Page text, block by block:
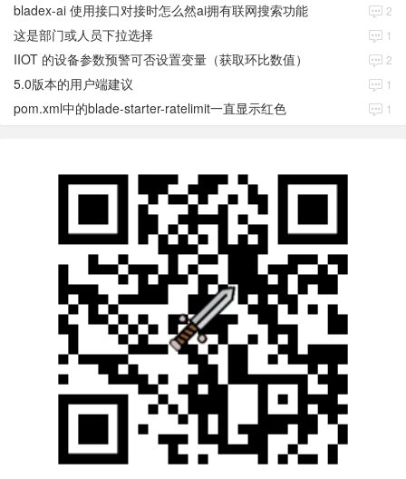
bladex-ai 使用接口对接时怎么然ai拥有联网搜索功能 2
这是部门或人员下拉选择 1
IIOT 的设备参数预警可否设置变量（获取环比数值） 2
5.0版本的用户端建议 1
pom.xml中的blade-starter-ratelimit一直显示红色 1